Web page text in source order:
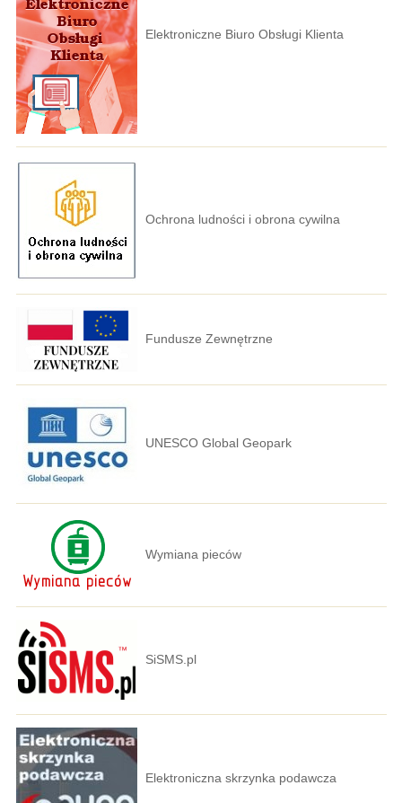
Elektroniczne Biuro Obsługi Klienta
Ochrona ludności i obrona cywilna
Fundusze Zewnętrzne
UNESCO Global Geopark
Wymiana pieców
SiSMS.pl
Elektroniczna skrzynka podawcza